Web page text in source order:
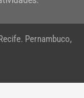
Pernambuco,